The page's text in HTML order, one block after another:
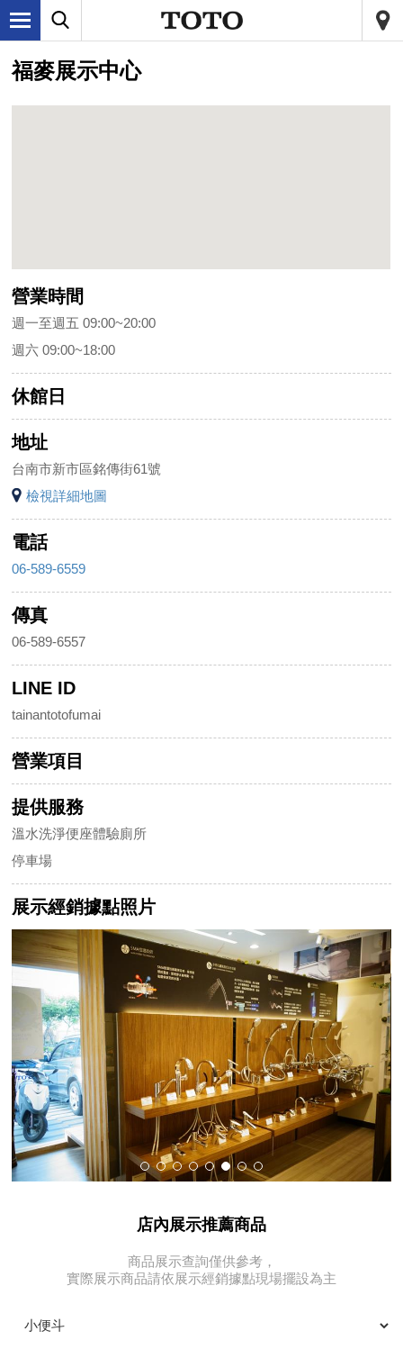
福麥展示中心
營業時間
週一至週五 09:00~20:00
週六 09:00~18:00
休館日
地址
台南市新市區銘傳街61號
檢視詳細地圖
電話
06-589-6559
傳真
06-589-6557
LINE ID
tainantotofumai
營業項目
提供服務
溫水洗淨便座體驗廁所
停車場
展示經銷據點照片
店內展示推薦商品
商品展示查詢僅供參考，
實際展示商品請依展示經銷據點現場擺設為主